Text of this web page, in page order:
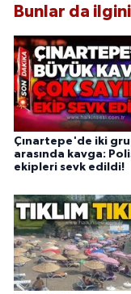
Bunlar da
Çınartepe'de iki
arasında kavga:
ekipleri sevk edildi!